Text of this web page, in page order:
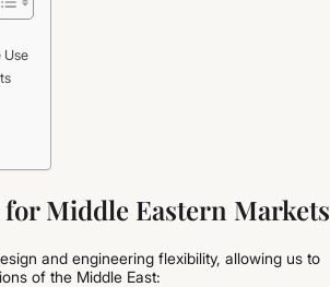
Use
Middle Eastern Markets
and engineering flexibility, allowing us to
of the Middle East: